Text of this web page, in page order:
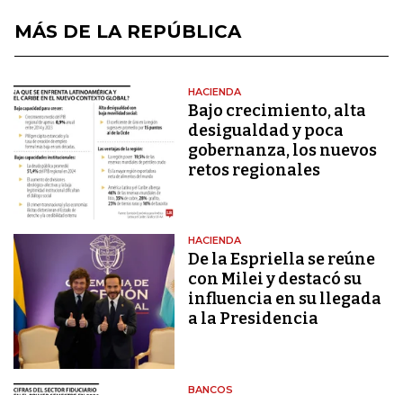
MÁS DE LA REPÚBLICA
HACIENDA
Bajo crecimiento, alta
desigualdad y poca
gobernanza, los nuevos
retos regionales
HACIENDA
De la Espriella se reúne
con Milei y destacó su
influencia en su llegada
a la Presidencia
BANCOS